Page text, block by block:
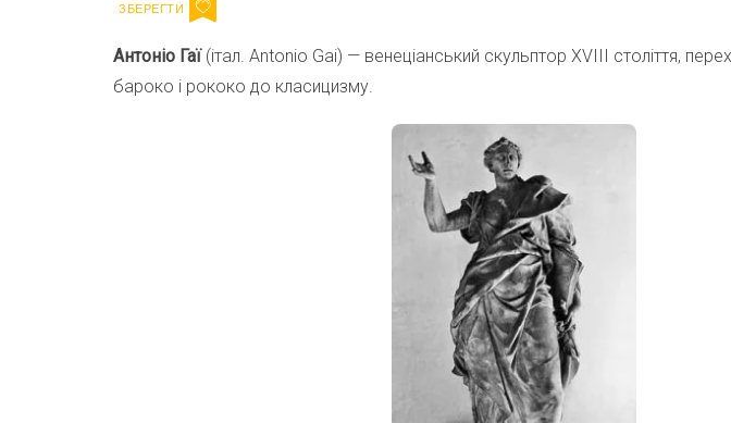
Антоніо Гаї(італ. Antonio Gai) — венеціанський скульптор XVIII століття,
бароко і рококо до класицизму.